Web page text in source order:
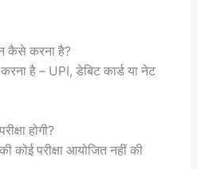
कैसे करना है?
है – UPI, डेबिट कार्ड या नेट
होगी?
कोई परीक्षा आयोजित नहीं की